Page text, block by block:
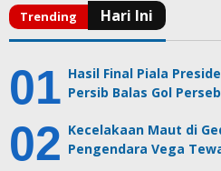
Hasil Final Piala
Persib Balas Gol
Kecelakaan Maut di
Pengendara Vega